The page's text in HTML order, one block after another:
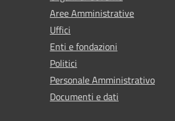
Aree Amministrative
Uffici
Enti e fondazioni
Politici
Personale Amministrativo
Documenti e dati